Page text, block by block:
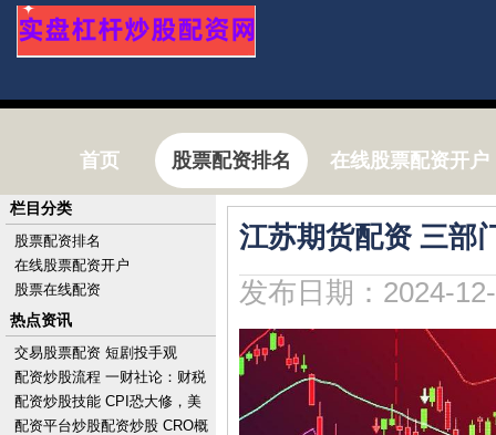
首页 股票配资排名 在线股票配资开户
江苏期货配资 三部
发布日期：2024-
栏目分类
股票配资排名
在线股票配资开户
股票在线配资
热点资讯
交易股票配资 短剧投手观
察：“挥金如土”，一晚亏10万
配资炒股流程 一财社论：财税
改革勾勒中国式现代化路线图
配资炒股技能 CPI恐大修，美
股涨势消减，标普惊险收创历
配资平台炒股配资炒股 CRO概